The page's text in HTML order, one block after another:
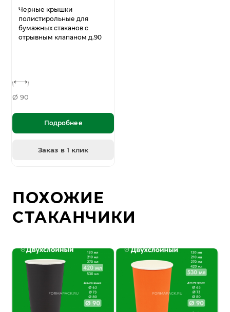
Черные крышки
полистирольные для
бумажных стаканов с
отрывным клапаном д.90
Ø 90
Подробнее
Заказ в 1 клик
ПОХОЖИЕ
СТАКАНЧИКИ